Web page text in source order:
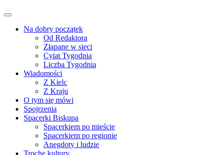
Na dobry początek
Od Redaktora
Złapane w sieci
Cytat Tygodnia
Liczba Tygodnia
Wiadomości
Z Kielc
Z Kraju
O tym się mówi
Spojrzenia
Spacerki Biskupa
Spacerkiem po mieście
Spacerkiem po regionie
Anegdoty i ludzie
Trochę kultury